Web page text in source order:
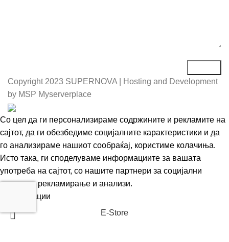
Copyright 2023 SUPERNOVA | Hosting and Development
by MSP Myserverplace
Со цел да ги персонализираме содржините и рекламите на
сајтот, да ги обезбедиме социјалните карактеристики и да
го анализираме нашиот сообраќај, користиме колачиња.
Исто така, ги споделуваме информациите за вашата
употреба на сајтот, со нашите партнери за социјални
медиуми, рекламирање и анализи.
Информации
Е-Store